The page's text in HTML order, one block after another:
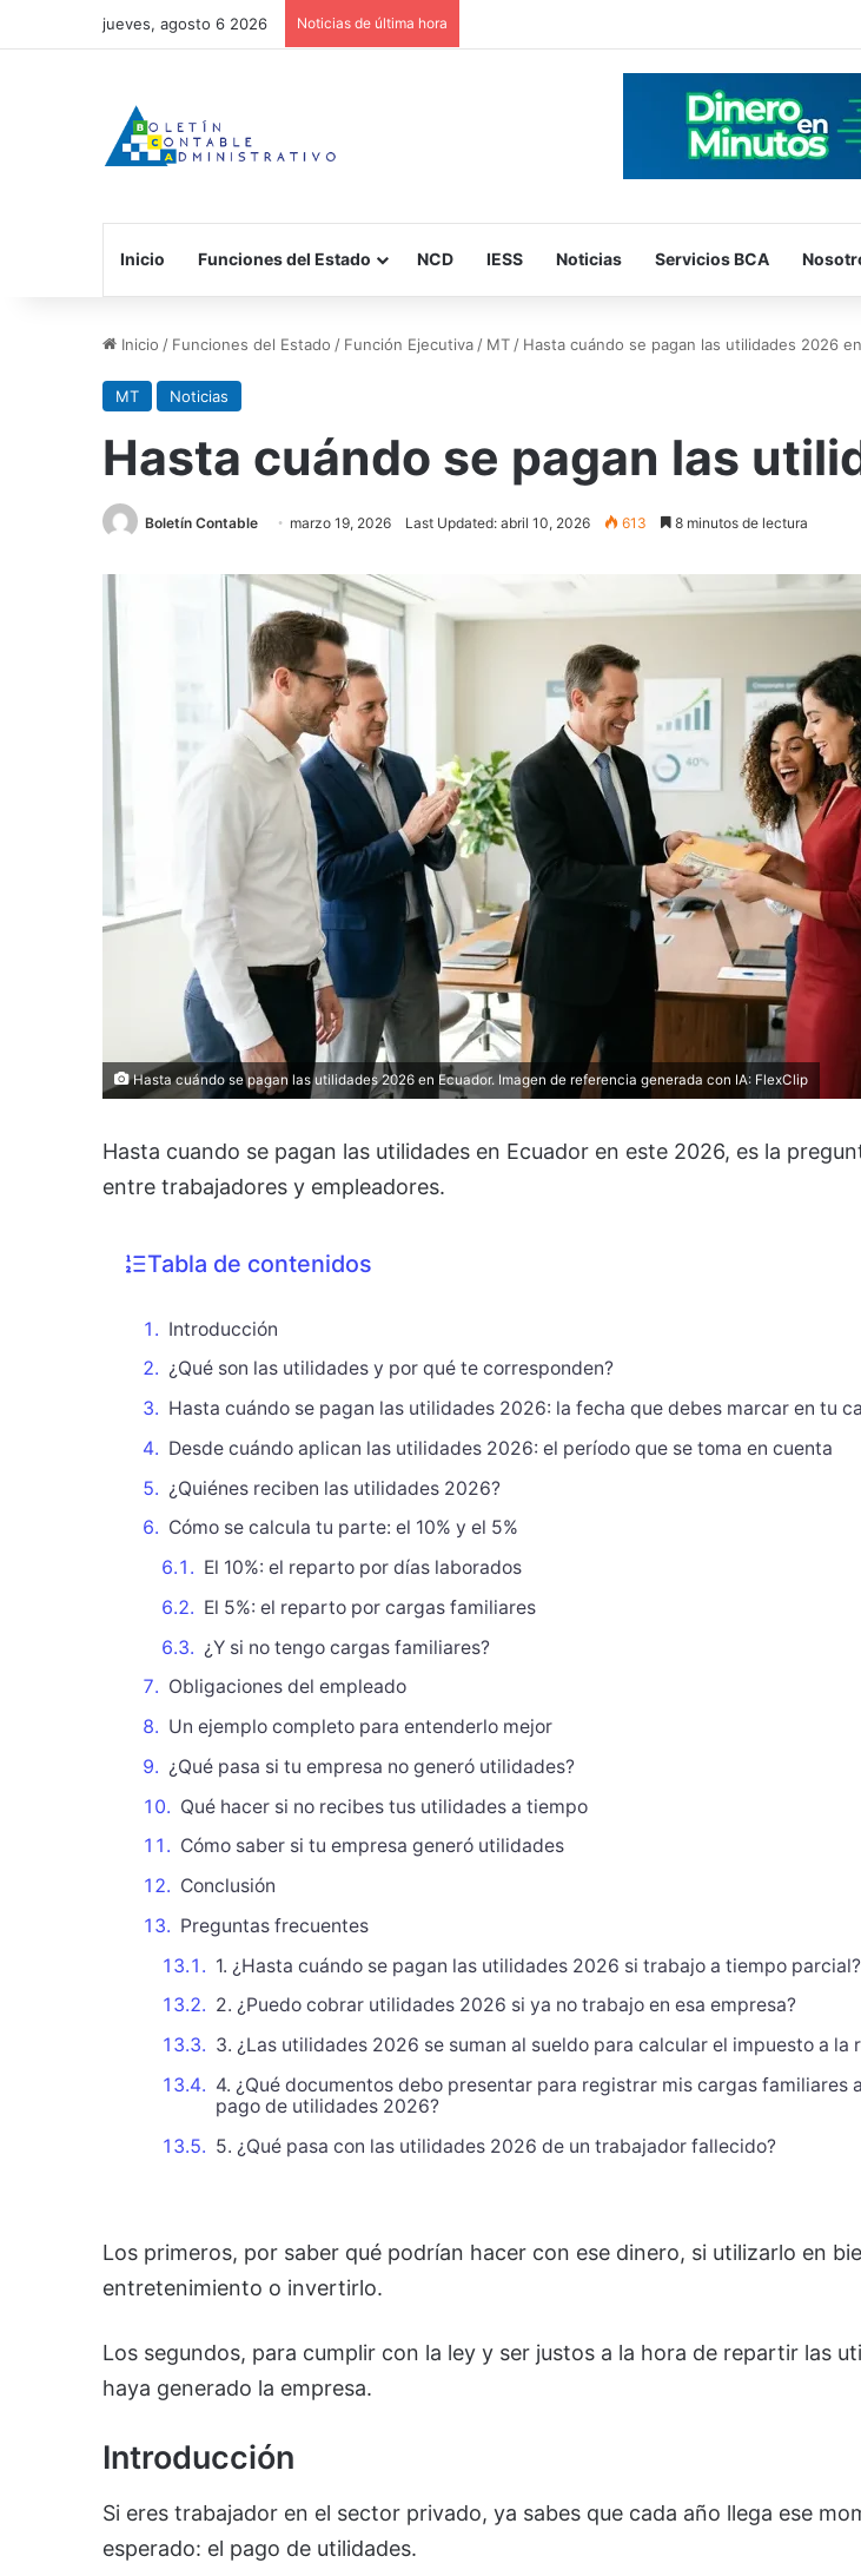
jueves, agosto 6 2026 Noticias de última hora
Inicio Funciones del Estado NCD IESS Noticias Servicios BCA
Inicio / Funciones del Estado / Función Ejecutiva / MT / Hasta cuándo se pagan las utilidades 2026
MT Noticias
Hasta cuándo se pagan las
Boletín Contable marzo 19, 2026 Last Updated: abril 10, 2026 613 8 minutos de lectura
Hasta cuándo se pagan las utilidades 2026 en Ecuador. Imagen de referencia generada con IA: FlexClip
Hasta cuando se pagan las utilidades en Ecuador en este 2026, es la
entre trabajadores y empleadores.
Tabla de contenidos
Introducción
¿Qué son las utilidades y por qué te corresponden?
Hasta cuándo se pagan las utilidades 2026: la fecha que debes marcar en tu
Desde cuándo aplican las utilidades 2026: el período que se toma en cuenta
¿Quiénes reciben las utilidades 2026?
Cómo se calcula tu parte: el 10% y el 5%
El 10%: el reparto por días laborados
El 5%: el reparto por cargas familiares
¿Y si no tengo cargas familiares?
Obligaciones del empleado
Un ejemplo completo para entenderlo mejor
¿Qué pasa si tu empresa no generó utilidades?
Qué hacer si no recibes tus utilidades a tiempo
Cómo saber si tu empresa generó utilidades
Conclusión
Preguntas frecuentes
1. ¿Hasta cuándo se pagan las utilidades 2026 si trabajo a tiempo parcial?
2. ¿Puedo cobrar utilidades 2026 si ya no trabajo en esa empresa?
3. ¿Las utilidades 2026 se suman al sueldo para calcular el impuesto a la
4. ¿Qué documentos debo presentar para registrar mis cargas familiares
pago de utilidades 2026?
5. ¿Qué pasa con las utilidades 2026 de un trabajador fallecido?
Los primeros, por saber qué podrían hacer con ese dinero, si utilizarlo en
entretenimiento o invertirlo.
Los segundos, para cumplir con la ley y ser justos a la hora de repartir las
haya generado la empresa.
Introducción
Si eres trabajador en el sector privado, ya sabes que cada año llega ese
esperado: el pago de utilidades.